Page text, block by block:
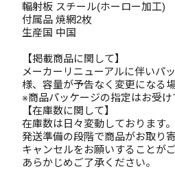
輻射板 スチール(ホーロー加工)
付属品 焼網2枚
生産国 中国
【掲載商品に関して】
メーカーリニューアルに伴いパ
様、容量が予告なく変更になる
※商品パッケージの指定はお受け
【在庫数に関して】
在庫数は日々変動しております。
発送準備の段階で商品がお取り
キャンセルをお願いすることがご
あらかじめご了承ください。